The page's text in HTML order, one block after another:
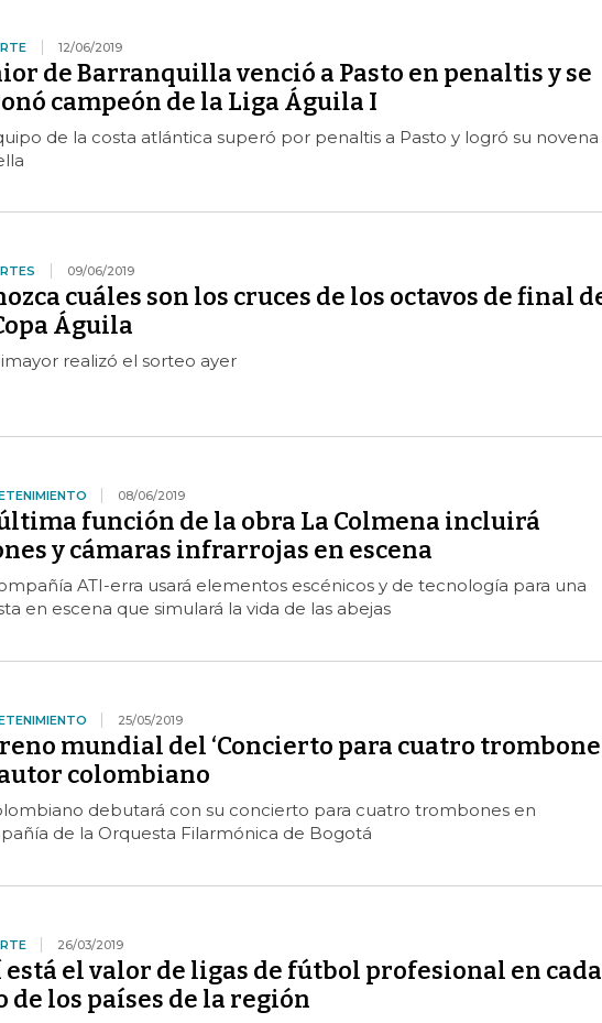
12/06/2019
de Barranquilla venció a Pasto en penaltis y se
campeón de la Liga Águila I
de la costa atlántica superó por penaltis a Pasto y logró su novena
09/06/2019
cuáles son los cruces de los octavos de final
Águila
realizó el sorteo ayer
08/06/2019
función de la obra La Colmena incluirá
y cámaras infrarrojas en escena
ATI-erra usará elementos escénicos y de tecnología para una
en escena que simulará la vida de las abejas
25/05/2019
mundial del ‘Concierto para cuatro
colombiano
debutará con su concierto para cuatro trombones en
de la Orquesta Filarmónica de Bogotá
26/03/2019
está el valor de ligas de fútbol profesional en cada
de los países de la región